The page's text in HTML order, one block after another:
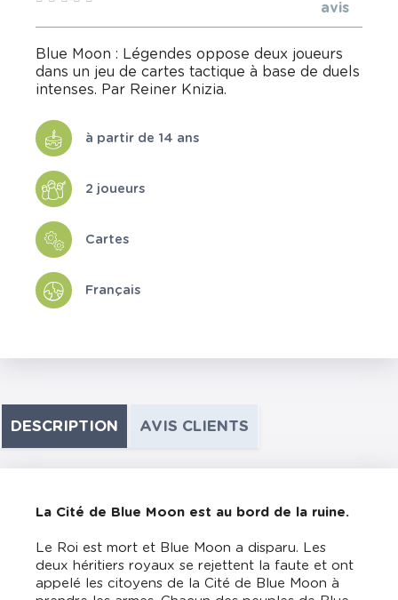
avis
Blue Moon : Légendes oppose deux joueurs
dans un jeu de cartes tactique à base de duels
intenses. Par Reiner Knizia.
à partir de 14 ans
2 joueurs
Cartes
Français
DESCRIPTION AVIS CLIENTS
La Cité de Blue Moon est au bord de la ruine.
Le Roi est mort et Blue Moon a disparu. Les
deux héritiers royaux se rejettent la faute et ont
appelé les citoyens de la Cité de Blue Moon à